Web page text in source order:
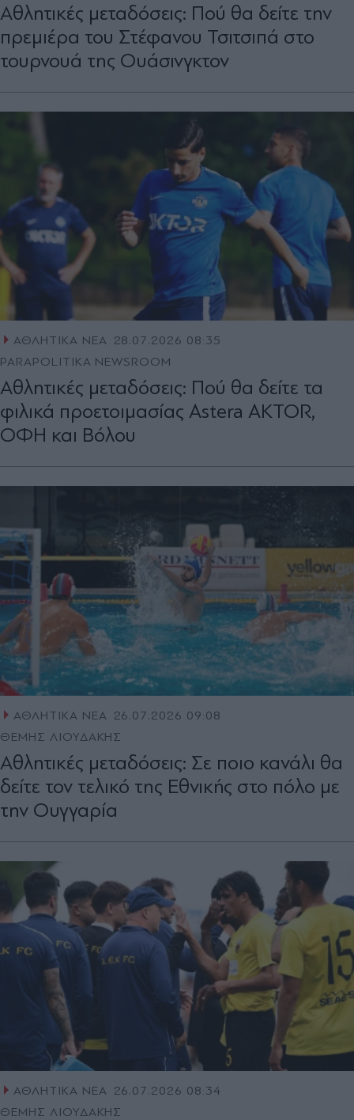
Αθλητικές μεταδόσεις: Πού θα δείτε την
πρεμιέρα του Στέφανου Τσιτσιπά στο
τουρνουά της Ουάσινγκτον
ΑΘΛΗΤΙΚΑ ΝΕΑ 28.07.2026 08:35
PARAPOLITIKA NEWSROOM
Αθλητικές μεταδόσεις: Πού θα δείτε τα
φιλικά προετοιμασίας Astera AKTOR,
ΟΦΗ και Βόλου
ΑΘΛΗΤΙΚΑ ΝΕΑ 26.07.2026 09:08
ΘΕΜΗΣ ΛΙΟΥΔΑΚΗΣ
Αθλητικές μεταδόσεις: Σε ποιο κανάλι θα
δείτε τον τελικό της Εθνικής στο πόλο με
την Ουγγαρία
ΑΘΛΗΤΙΚΑ ΝΕΑ 26.07.2026 08:34
ΘΕΜΗΣ ΛΙΟΥΔΑΚΗΣ